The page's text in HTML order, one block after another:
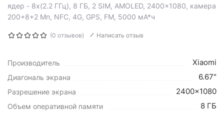
ядер - 8x(2.2 ГГц), 8 ГБ, 2 SIM, AMOLED, 2400x1080, камера
200+8+2 Мп, NFC, 4G, GPS, FM, 5000 мА*ч
(0 отзывов) Написать отзыв
Производитель Xiaomi
Диагональ экрана 6.67"
Разрешение экрана 2400x1080
Объем оперативной памяти 8 ГБ